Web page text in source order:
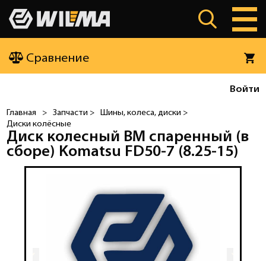
Сравнение
Войти
Главная > Запчасти >
Шины, колеса, диски >
Диски колёсные
Диск колесный ВМ спаренный (в
сборе) Komatsu FD50-7 (8.25-15)